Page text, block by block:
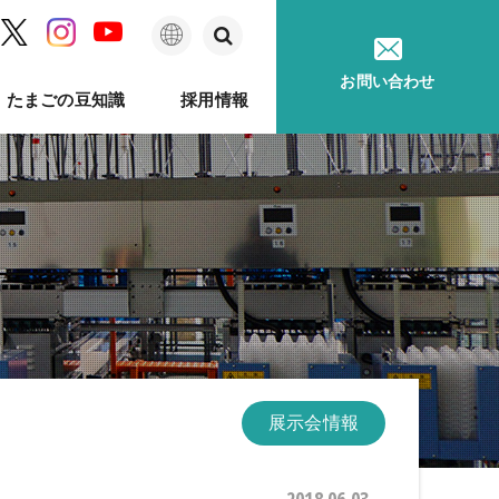
ルのあゆみ
種鶏孵卵 卵質測定 ソフトウェア 印字機
たまごの豆知識
事例ハンドブック 卵が届くまで
採用情報
メッセージ 採用に関するお問い合わせ
語
お問い合わせ
展示会情報